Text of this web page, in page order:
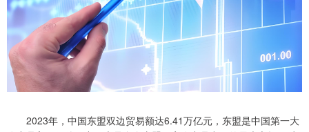
2023年，中国东盟双边贸易额达6.41万亿元，东盟是中国第一大